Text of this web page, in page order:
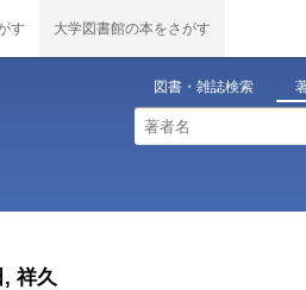
す 大学図書館の本をさがす
図書・雑誌検索
, 祥久